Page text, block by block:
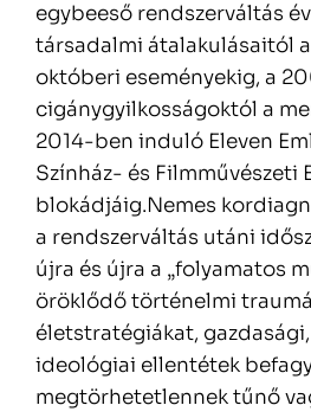
egybeeső rendszerváltás
társadalmi átalakulásaitól
októberi eseményekig, a
cigánygyilkosságoktól a
2014-ben induló Eleven
Színház- és Filmművészeti
blokádjáig.Nemes
a rendszerváltás utáni
újra és újra a „folyamatos
öröklődő történelmi
életstratégiákat,
ideológiai ellentétek
megtörhetetlennek tűnő